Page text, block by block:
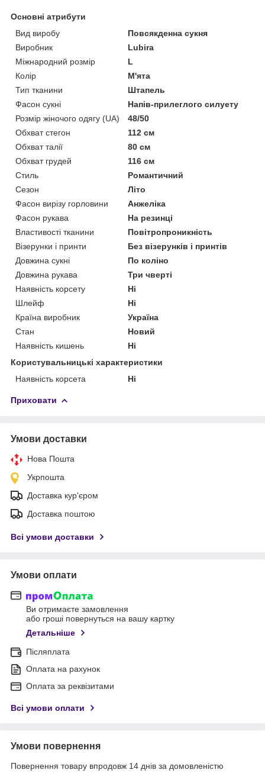
Основні атрибути
Вид виробу
Повсякденна сукня
Виробник
Lubira
Міжнародний розмір
L
Колір
М'ята
Тип тканини
Штапель
Фасон сукні
Напів-прилеглого силуету
Розмір жіночого одягу (UA)
48/50
Обхват стегон
112 см
Обхват талії
80 см
Обхват грудей
116 см
Стиль
Романтичний
Сезон
Літо
Фасон вирізу горловини
Анжеліка
Фасон рукава
На резинці
Властивості тканини
Повітропроникність
Візерунки і принти
Без візерунків і принтів
Довжина сукні
По коліно
Довжина рукава
Три чверті
Наявність корсету
Ні
Шлейф
Ні
Країна виробник
Україна
Стан
Новий
Наявність кишень
Ні
Користувальницькі характеристики
Наявність корсета
Ні
Приховати
Умови доставки
Нова Пошта
Укрпошта
Доставка кур'єром
Доставка поштою
Всі умови доставки
Умови оплати
Ви отримаєте замовлення
або гроші повернуться на вашу картку
Детальніше
Післяплата
Оплата на рахунок
Оплата за реквізитами
Всі умови оплати
Умови повернення
Повернення товару впродовж 14 днів за домовленістю